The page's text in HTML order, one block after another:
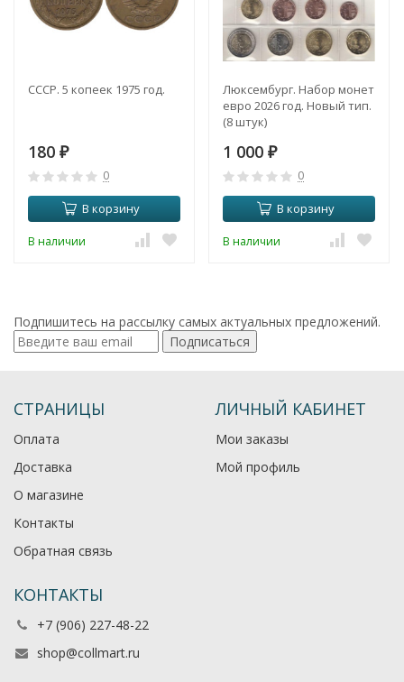
СССР. 5 копеек 1975 год.
180 ₽
0
В корзину
В наличии
Люксембург. Набор монет
евро 2026 год. Новый тип.
(8 штук)
1 000 ₽
0
В корзину
В наличии
Подпишитесь на рассылку самых актуальных предложений.
Подписаться
СТРАНИЦЫ
Оплата
Доставка
О магазине
Контакты
Обратная связь
ЛИЧНЫЙ КАБИНЕТ
Мои заказы
Мой профиль
КОНТАКТЫ
+7 (906) 227-48-22
shop@collmart.ru